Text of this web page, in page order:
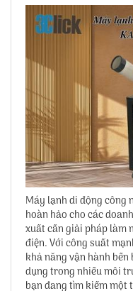
Máy lạnh di động công
hoàn hảo cho các
xuất cần giải pháp làm
điện. Với công suất
khả năng vận hành
dụng trong nhiều môi
bạn đang tìm kiếm một